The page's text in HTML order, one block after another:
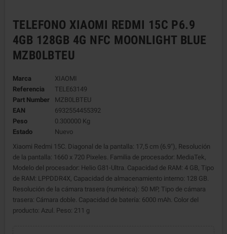
TELEFONO XIAOMI REDMI 15C P6.9
4GB 128GB 4G NFC MOONLIGHT BLUE
MZB0LBTEU
Marca
XIAOMI
Referencia
TELE63149
Part Number
MZB0LBTEU
EAN
6932554455392
Peso
0.300000 Kg
Estado
Nuevo
Xiaomi Redmi 15C. Diagonal de la pantalla: 17,5 cm (6.9"), Resolución
de la pantalla: 1660 x 720 Pixeles. Familia de procesador: MediaTek,
Modelo del procesador: Helio G81-Ultra. Capacidad de RAM: 4 GB, Tipo
de RAM: LPPDDR4X, Capacidad de almacenamiento interno: 128 GB.
Resolución de la cámara trasera (numérica): 50 MP, Tipo de cámara
trasera: Cámara doble. Capacidad de batería: 6000 mAh. Color del
producto: Azul. Peso: 211 g